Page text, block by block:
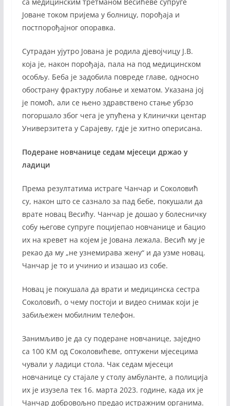
Јоване током пријема у болницу, порођаја и
постпорођајног опоравка.
Сутрадан ујутро Јована је родила дјевојчицу Ј.В.
која је, након порођаја, пала на под медицинском
особљу. Беба је задобила повреде главе, односно
обострану фрактуру лобање и хематом. Указана јој
је помоћ, али се њено здравствено стање убрзо
погоршало због чега је упућена у Клинички центар
Универзитета у Сарајеву, гдје је хитно оперисана.
Подеране новчанице седам мјесеци држао у
ладици
Према резултатима истраге Чанчар и Соколовић
су, након што се сазнало за пад бебе, покушали да
врате новац Весићу. Чанчар је дошао у болесничку
собу његове супруге поцијепао новчанице и бацио
их на кревет на којем је Јована лежала. Весић му је
рекао да му „не узнемирава жену“ и да узме новац.
Чанчар је то и учинио и изашао из собе.
Новац је покушала да врати и медицинска сестра
Соколовић, о чему постоји и видео снимак који је
забиљежен мобилним телефон.
Занимљиво је да су подеране новчанице, заједно
са 100 КМ од Соколовићеве, оптужени мјесецима
чували у ладици стола. Чак седам мјесеци
новчанице су стајале у столу амбуланте, а полиција
их је изузела тек 16. марта 2023. године, када их је
Чанчар добровољно предао истражним органима.